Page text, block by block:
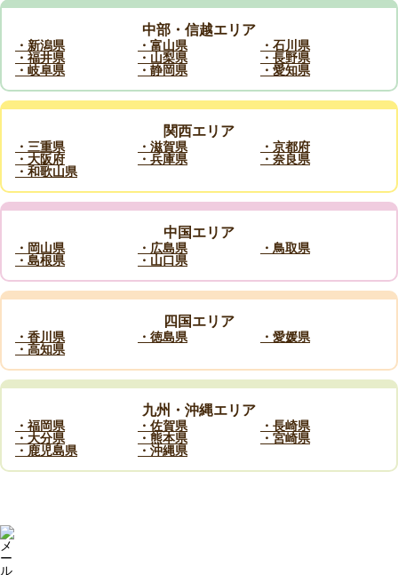
中部・信越エリア
・新潟県 ・富山県
・石川県
・福井県
・山梨県
・長野県
・岐阜県
・静岡県 ・愛知県
関西エリア
・三重県 ・滋賀県
・京都府
・大阪府
・兵庫県
・奈良県
・和歌山県
中国エリア
・岡山県 ・広島県
・鳥取県
・島根県
・山口県
四国エリア
・香川県 ・徳島県
・愛媛県
・高知県
九州・沖縄エリア
・福岡県 ・佐賀県
・長崎県
・大分県
・熊本県
・宮崎県
・鹿児島県
・沖縄県